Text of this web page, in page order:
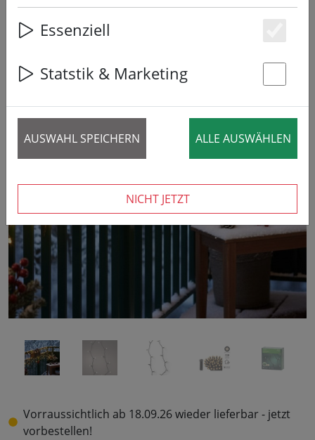
‹ ›
Vorraussichtlich ab 18.09.26 wieder lieferbar - jetzt
vorbestellen!
Essenziell
Statstik & Marketing
AUSWAHL SPEICHERN ALLE AUSWÄHLEN
NICHT JETZT